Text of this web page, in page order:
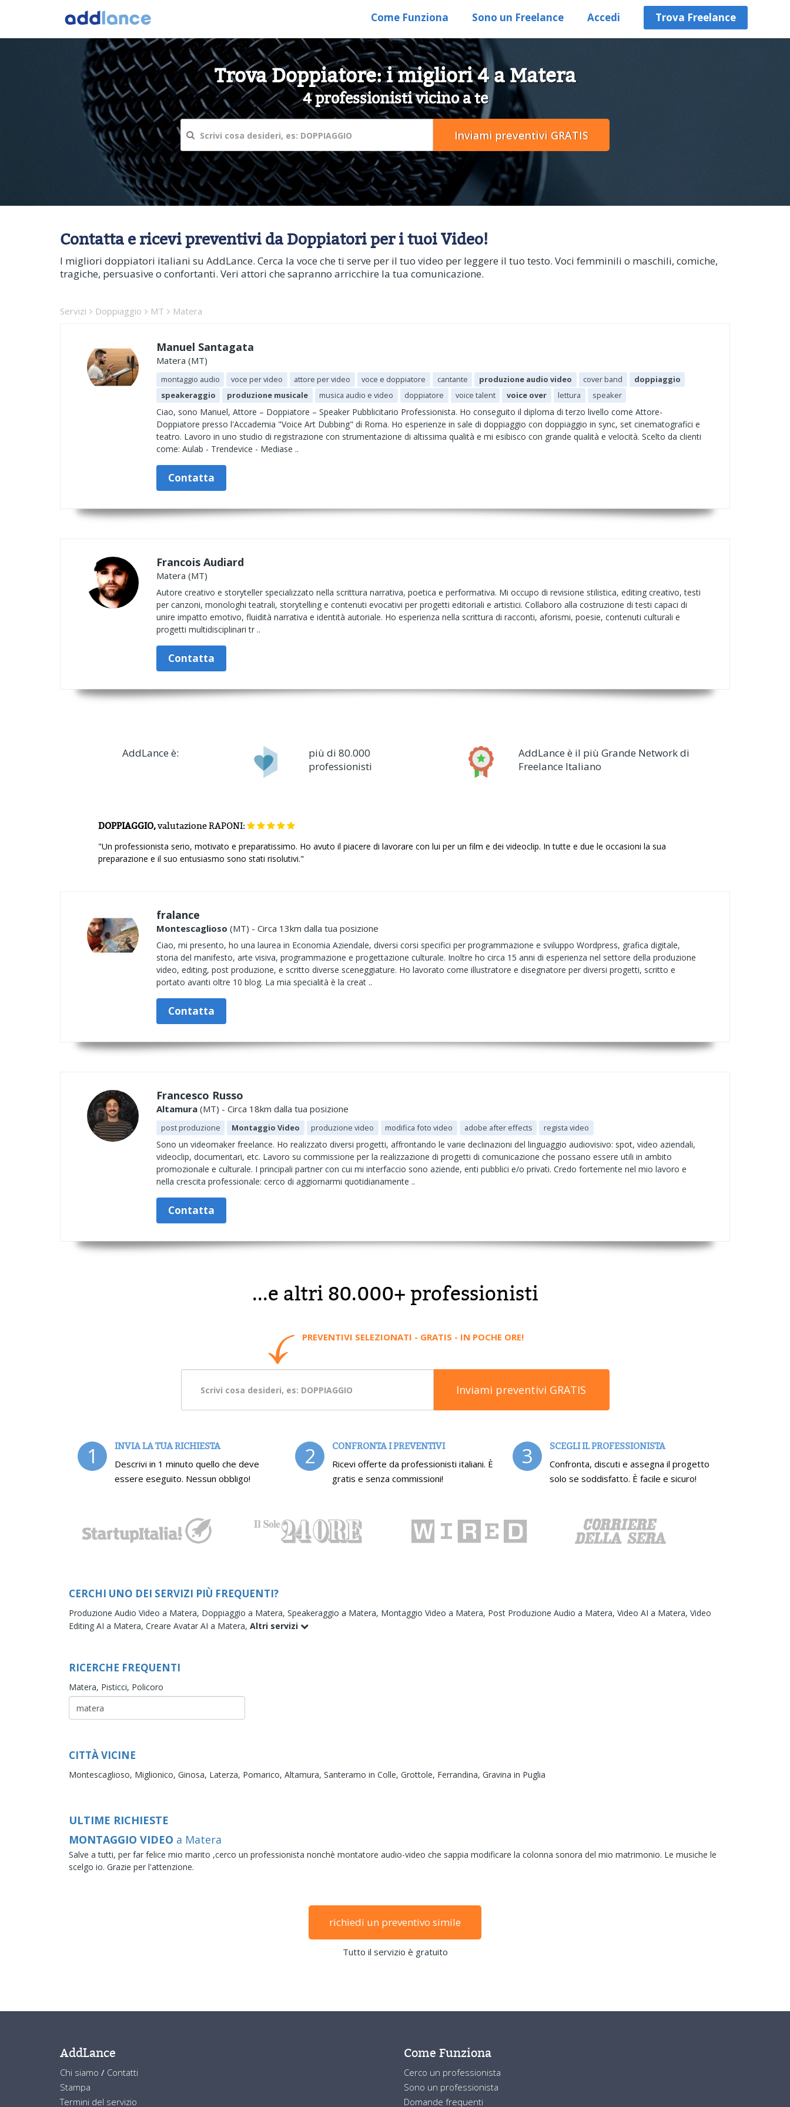
Come Funziona Sono un Freelance Accedi Trova Freelance
Trova Doppiatore: i migliori 4 a Matera
4 professionisti vicino a te
Contatta e ricevi preventivi da Doppiatori per i tuoi Video!
I migliori doppiatori italiani su AddLance. Cerca la voce che ti serve per il tuo video per leggere il tuo testo. Voci femminili o maschili, comiche,
tragiche, persuasive o confortanti. Veri attori che sapranno arricchire la tua comunicazione.
Servizi Doppiaggio MT Matera
Manuel Santagata
Matera (MT)
montaggio audio voce per video attore per video voce e doppiatore cantante produzione audio video cover band
doppiaggio
speakeraggio
produzione musicale musica audio e video doppiatore voice talent voice over lettura speaker
Ciao, sono Manuel, Attore – Doppiatore – Speaker Pubblicitario Professionista. Ho conseguito il diploma di terzo livello come Attore-
Doppiatore presso l'Accademia "Voice Art Dubbing" di Roma. Ho esperienze in sale di doppiaggio con doppiaggio in sync, set cinematografici e
teatro. Lavoro in uno studio di registrazione con strumentazione di altissima qualità e mi esibisco con grande qualità e velocità. Scelto da clienti
come: Aulab - Trendevice - Mediase ..
Contatta
Francois Audiard
Matera (MT)
Autore creativo e storyteller specializzato nella scrittura narrativa, poetica e performativa. Mi occupo di revisione stilistica, editing creativo, testi
per canzoni, monologhi teatrali, storytelling e contenuti evocativi per progetti editoriali e artistici. Collaboro alla costruzione di testi capaci di
unire impatto emotivo, fluidità narrativa e identità autoriale. Ho esperienza nella scrittura di racconti, aforismi, poesie, contenuti culturali e
progetti multidisciplinari tr ..
Contatta
AddLance è:
più di 80.000
professionisti
AddLance è il più Grande Network di
Freelance Italiano
DOPPIAGGIO,valutazioneRAPONI:
"Un professionista serio, motivato e preparatissimo. Ho avuto il piacere di lavorare con lui per un film e dei videoclip. In tutte e due le occasioni la sua
preparazione e il suo entusiasmo sono stati risolutivi."
fralance
Montescaglioso (MT) - Circa 13km dalla tua posizione
Ciao, mi presento, ho una laurea in Economia Aziendale, diversi corsi specifici per programmazione e sviluppo Wordpress, grafica digitale,
storia del manifesto, arte visiva, programmazione e progettazione culturale. Inoltre ho circa 15 anni di esperienza nel settore della produzione
video, editing, post produzione, e scritto diverse sceneggiature. Ho lavorato come illustratore e disegnatore per diversi progetti, scritto e
portato avanti oltre 10 blog. La mia specialità è la creat ..
Contatta
Francesco Russo
Altamura (MT) - Circa 18km dalla tua posizione
post produzione Montaggio Video produzione video modifica foto video adobe after effects regista video
Sono un videomaker freelance. Ho realizzato diversi progetti, affrontando le varie declinazioni del linguaggio audiovisivo: spot, video aziendali,
videoclip, documentari, etc. Lavoro su commissione per la realizzazione di progetti di comunicazione che possano essere utili in ambito
promozionale e culturale. I principali partner con cui mi interfaccio sono aziende, enti pubblici e/o privati. Credo fortemente nel mio lavoro e
nella crescita professionale: cerco di aggiornarmi quotidianamente ..
Contatta
...e altri 80.000+ professionisti
PREVENTIVI SELEZIONATI - GRATIS - IN POCHE ORE!
Inviami preventivi GRATIS
1 INVIA LA TUA RICHIESTA
Descrivi in 1 minuto quello che deve
essere eseguito. Nessun obbligo!
2 CONFRONTA I PREVENTIVI
Ricevi offerte da professionisti italiani. È
gratis e senza commissioni!
3 SCEGLI IL PROFESSIONISTA
Confronta, discuti e assegna il progetto
solo se soddisfatto. È facile e sicuro!
CERCHI UNO DEI SERVIZI PIÙ FREQUENTI?
Produzione Audio Video a Matera, Doppiaggio a Matera, Speakeraggio a Matera, Montaggio Video a Matera, Post Produzione Audio a Matera, Video AI a Matera, Video
Editing AI a Matera, Creare Avatar AI a Matera, Altri servizi
RICERCHE FREQUENTI
Matera, Pisticci, Policoro
CITTÀ VICINE
Montescaglioso, Miglionico, Ginosa, Laterza, Pomarico, Altamura, Santeramo in Colle, Grottole, Ferrandina, Gravina in Puglia
ULTIME RICHIESTE
MONTAGGIO VIDEO a Matera
Salve a tutti, per far felice mio marito ,cerco un professionista nonchè montatore audio-video che sappia modificare la colonna sonora del mio matrimonio. Le musiche le
scelgo io. Grazie per l'attenzione.
richiedi un preventivo simile
Tutto il servizio è gratuito
AddLance
Chi siamo / Contatti
Stampa
Termini del servizio
Come Funziona
Cerco un professionista
Sono un professionista
Domande frequenti